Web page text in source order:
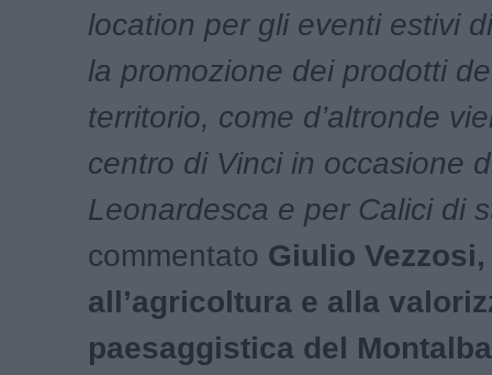
location per gli eventi estivi
la promozione dei prodotti
territorio, come d’altronde
centro di Vinci in occasione
Leonardesca e per Calici di
commentato Giulio
all’agricoltura e alla
paesaggistica del